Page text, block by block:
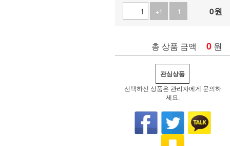
+1
-1 0원
총 상품 금액 0 원
관심상품
선택하신 상품은 관리자에게 문의하
세요.